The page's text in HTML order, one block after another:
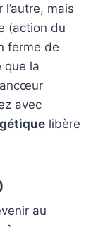
mais
(action du
ferme de
que la
avec
libère
au